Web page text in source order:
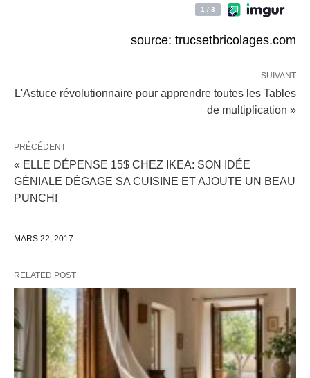
source: trucsetbricolages.com
SUIVANT
L'Astuce révolutionnaire pour apprendre toutes les Tables
de multiplication »
PRÉCÉDENT
« ELLE DÉPENSE 15$ CHEZ IKEA: SON IDÉE
GÉNIALE DÉGAGE SA CUISINE ET AJOUTE UN BEAU
PUNCH!
MARS 22, 2017
RELATED POST